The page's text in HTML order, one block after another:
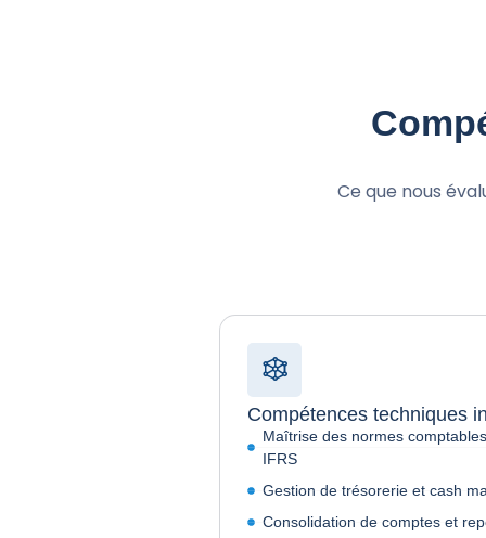
Ce que nous
Compétences techniques
Maîtrise des normes
IFRS
Gestion de trésorerie et cash
Consolidation de comptes et